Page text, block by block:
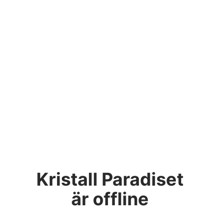
Kristall Paradiset
är offline